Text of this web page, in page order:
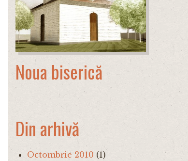
Noua biserică
Din arhivă
Octombrie 2010 (1)